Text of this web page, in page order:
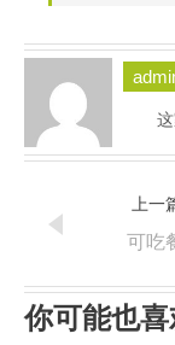
上一
可吃
你可能也喜